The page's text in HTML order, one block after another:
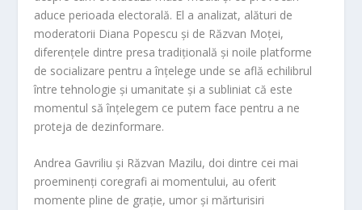
aduce perioada electorală. El a analizat, alături de
moderatorii Diana Popescu și de Răzvan Moței,
diferențele dintre presa tradițională și noile platforme
de socializare pentru a înțelege unde se află echilibrul
între tehnologie și umanitate și a subliniat că este
momentul să înțelegem ce putem face pentru a ne
proteja de dezinformare.
Andrea Gavriliu și Răzvan Mazilu, doi dintre cei mai
proeminenți coregrafi ai momentului, au oferit
momente pline de grație, umor și mărturisiri